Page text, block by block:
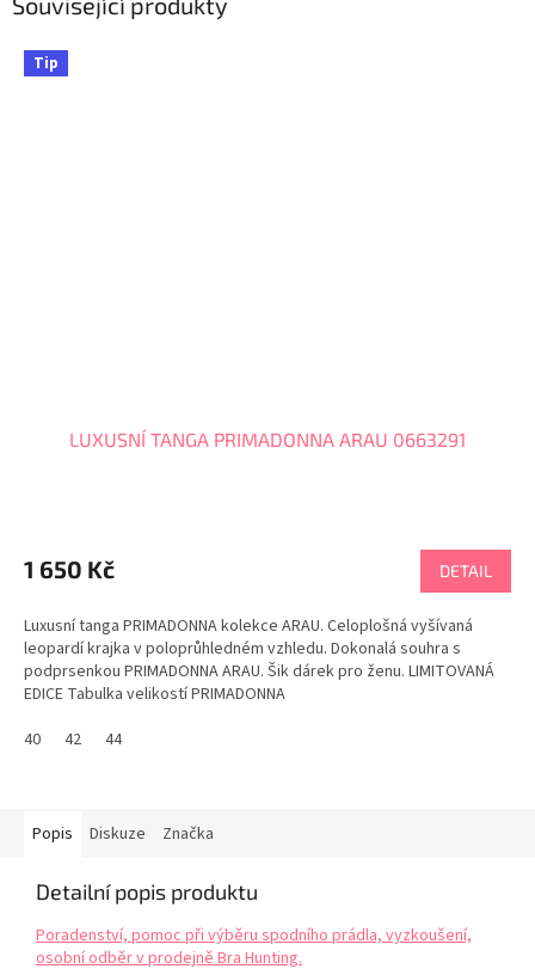
Tip
LUXUSNÍ TANGA PRIMADONNA ARAU 0663291
1 650 Kč DETAIL
Luxusní tanga PRIMADONNA kolekce ARAU. Celoplošná vyšívaná
leopardí krajka v poloprůhledném vzhledu. Dokonalá souhra s
podprsenkou PRIMADONNA ARAU. Šik dárek pro ženu. LIMITOVANÁ
EDICE Tabulka velikostí PRIMADONNA
40
42 44
Popis Diskuze Značka
Detailní popis produktu
Poradenství, pomoc při výběru spodního prádla, vyzkoušení,
osobní odběr v prodejně Bra Hunting.